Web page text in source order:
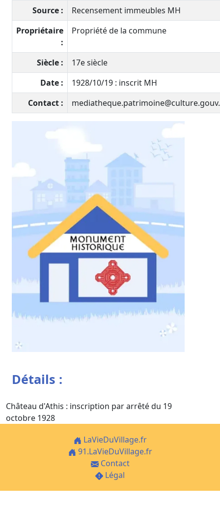
Source :
Recensement immeubles MH
Propriétaire
:
Propriété de la commune
Siècle :
17e siècle
Date :
1928/10/19 : inscrit MH
Contact :
Détails :
Château d'Athis : inscription par arrêté du 19
octobre 1928
LaVieDuVillage.fr
91.LaVieDuVillage.fr
Contact
Légal